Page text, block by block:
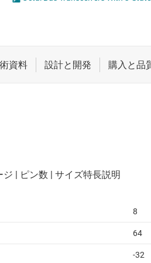
クロックとタイミング 論理ゲー
8
64
-32